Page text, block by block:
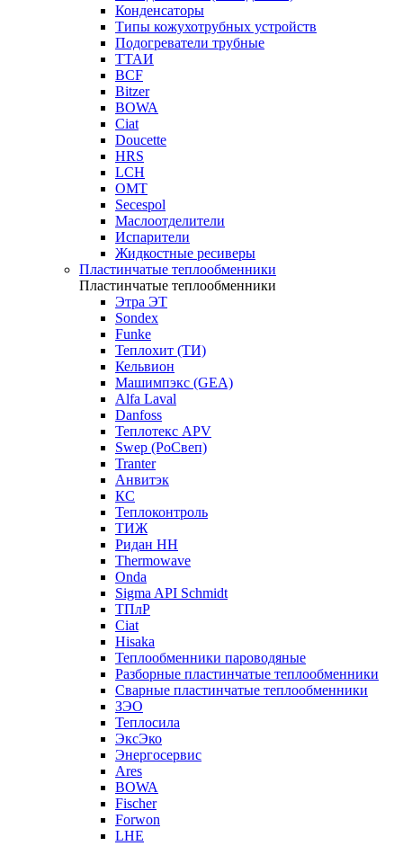
Конденсаторы
Типы кожухотрубных устройств
Подогреватели трубные
ТТАИ
BCF
Bitzer
BOWA
Ciat
Doucette
HRS
LCH
OMT
Secespol
Маслоотделители
Испарители
Жидкостные ресиверы
Пластинчатые теплообменники
Пластинчатые теплообменники
Этра ЭТ
Sondex
Funke
Теплохит (ТИ)
Кельвион
Машимпэкс (GEA)
Alfa Laval
Danfoss
Теплотекс APV
Swep (РоСвеп)
Tranter
Анвитэк
КС
Теплоконтроль
ТИЖ
Ридан НН
Thermowave
Onda
Sigma API Schmidt
ТПлР
Ciat
Hisaka
Теплообменники пароводяные
Разборные пластинчатые теплообменники
Сварные пластинчатые теплообменники
ЗЭО
Теплосила
ЭксЭко
Энергосервис
Ares
BOWA
Fischer
Forwon
LHE